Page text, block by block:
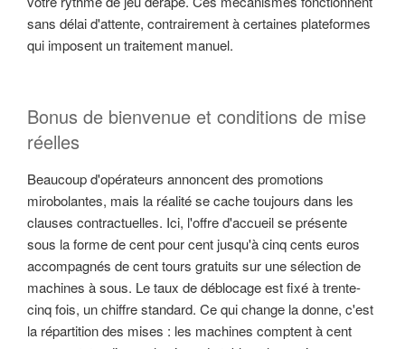
sans délai d'attente, contrairement à certaines plateformes
qui imposent un traitement manuel.
Bonus de bienvenue et conditions de mise
réelles
Beaucoup d'opérateurs annoncent des promotions
mirobolantes, mais la réalité se cache toujours dans les
clauses contractuelles. Ici, l'offre d'accueil se présente
sous la forme de cent pour cent jusqu'à cinq cents euros
accompagnés de cent tours gratuits sur une sélection de
machines à sous. Le taux de déblocage est fixé à trente-
cinq fois, un chiffre standard. Ce qui change la donne, c'est
la répartition des mises : les machines comptent à cent